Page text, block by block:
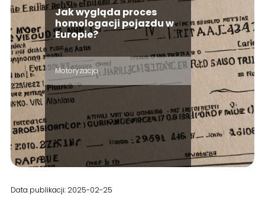
Jak wygląda proces
homologacji pojazdu w
Europie?
Motoryzacja
Data publikacji: 2025-02-25